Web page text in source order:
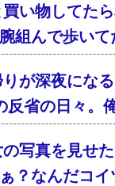
買い物してた
組んで歩い
りが深夜に
省の日々。
写真を見せ
？なんだコ